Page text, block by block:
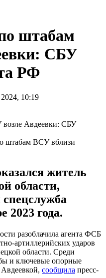
штабам
СБУ
РФ
10:19
штабам ВСУ вблизи
житель
области,
спецслужба
2023 года.
разоблачила агента ФСБ
артиллерийских ударов
области. Среди
и ключевые опорные
сообщила пресс-